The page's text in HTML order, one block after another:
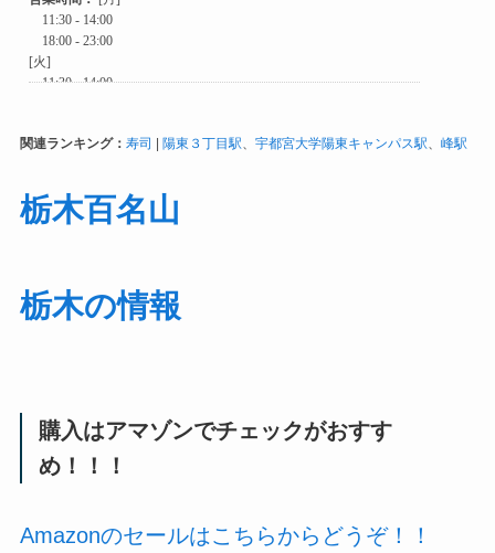
関連ランキング： 寿司 | 陽東３丁目駅 宇都宮大学陽東キャンパス駅 峰駅
栃木百名山
栃木の情報
購入はアマゾンでチェックがおすす
め！！！
Amazonのセールはこちらからどうぞ！！